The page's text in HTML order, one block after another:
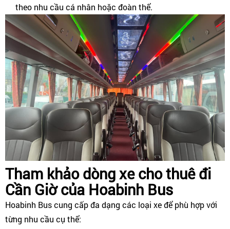
theo nhu cầu cá nhân hoặc đoàn thể.
Tham khảo dòng xe cho thuê đi
Cần Giờ của Hoabinh Bus
Hoabinh Bus cung cấp đa dạng các loại xe để phù hợp với
từng nhu cầu cụ thể: